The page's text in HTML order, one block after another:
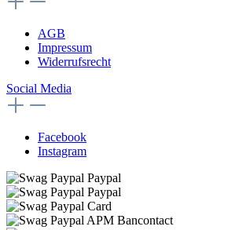
AGB
Impressum
Widerrufsrecht
Social Media
Facebook
Instagram